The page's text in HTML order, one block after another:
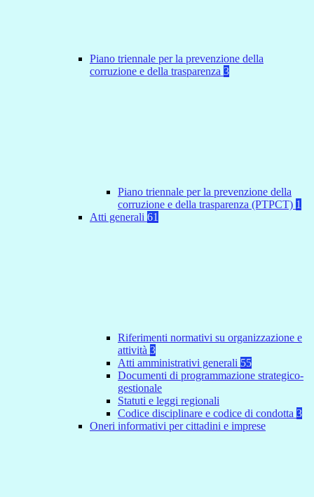
Piano triennale per la prevenzione della
corruzione e della trasparenza 3
Piano triennale per la prevenzione della
corruzione e della trasparenza (PTPCT) 1
Atti generali 61
Riferimenti normativi su organizzazione e
attività 3
Atti amministrativi generali 55
Documenti di programmazione strategico-
gestionale
Statuti e leggi regionali
Codice disciplinare e codice di condotta 3
Oneri informativi per cittadini e imprese